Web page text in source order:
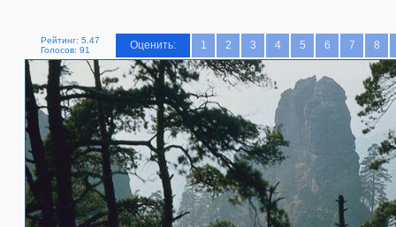
Рейтинг: 5.47
Голосов: 91
Оценить: 1 2 3 4 5 6 7 8